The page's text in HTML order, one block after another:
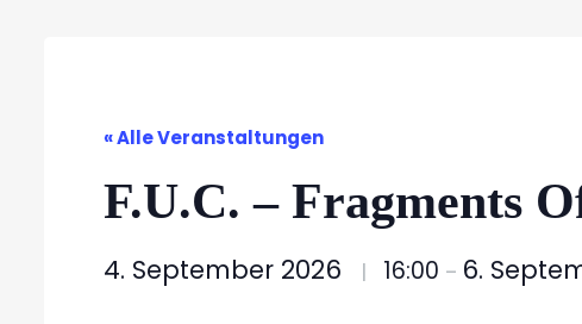
« Alle Veranstaltungen
F.U.C. – Fragments
4. September 2026 | 16:00 – 6.